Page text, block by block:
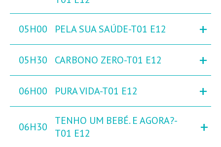
05H00 PELA SUA SAÚDE-T01 E12 +
05H30 CARBONO ZERO-T01 E12 +
06H00 PURA VIDA-T01 E12 +
06H30
TENHO UM BEBÉ. E AGORA?-
T01 E12
+